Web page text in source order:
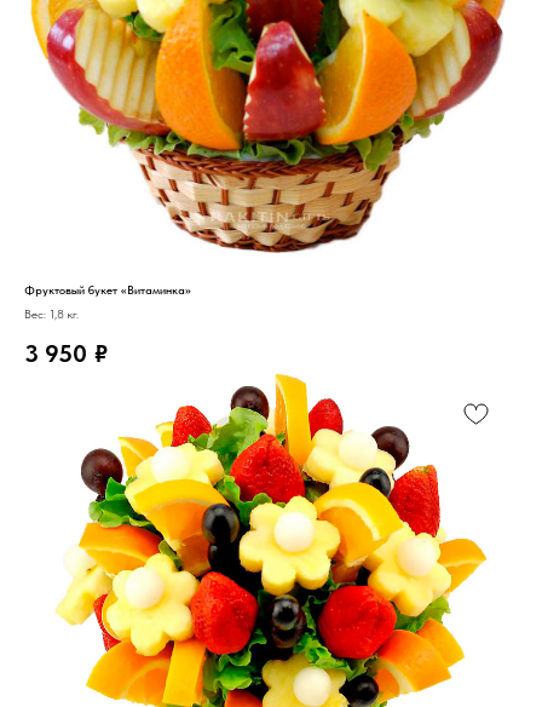
Фруктовый букет «Витаминка»
Вес: 1,8 кг.
3 950 ₽